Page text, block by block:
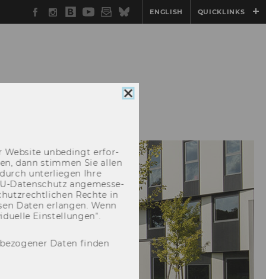
Facebook
Instagram
WU
Blog
YouTube
Newsletter
BlueskyENGLISH QUICKLINKS
Cookie
Web­site un­be­dingt er­for­
dann stim­men Sie allen
un­ter­lie­gen Ihre
​Datenschutz an­ge­mes­se­
Rech­te in
Daten er­lan­gen. Wenn
Ein­stel­lun­gen“.
Daten finden